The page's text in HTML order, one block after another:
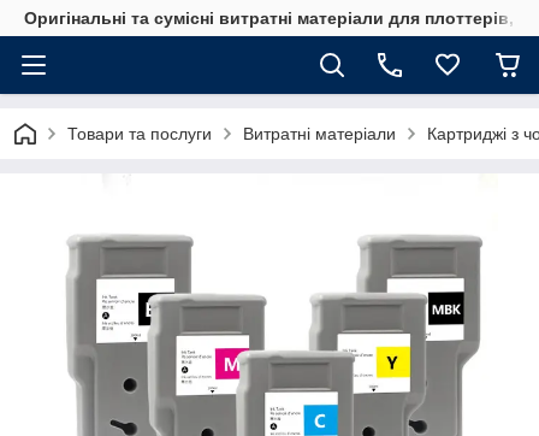
Оригінальні та сумісні витратні матеріали для плоттерів,
Товари та послуги Витратні матеріали Картриджі з